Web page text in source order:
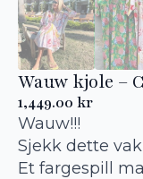
Wauw kjole –
1,449.00 kr
Wauw!!!
Sjekk dette
Et fargespill